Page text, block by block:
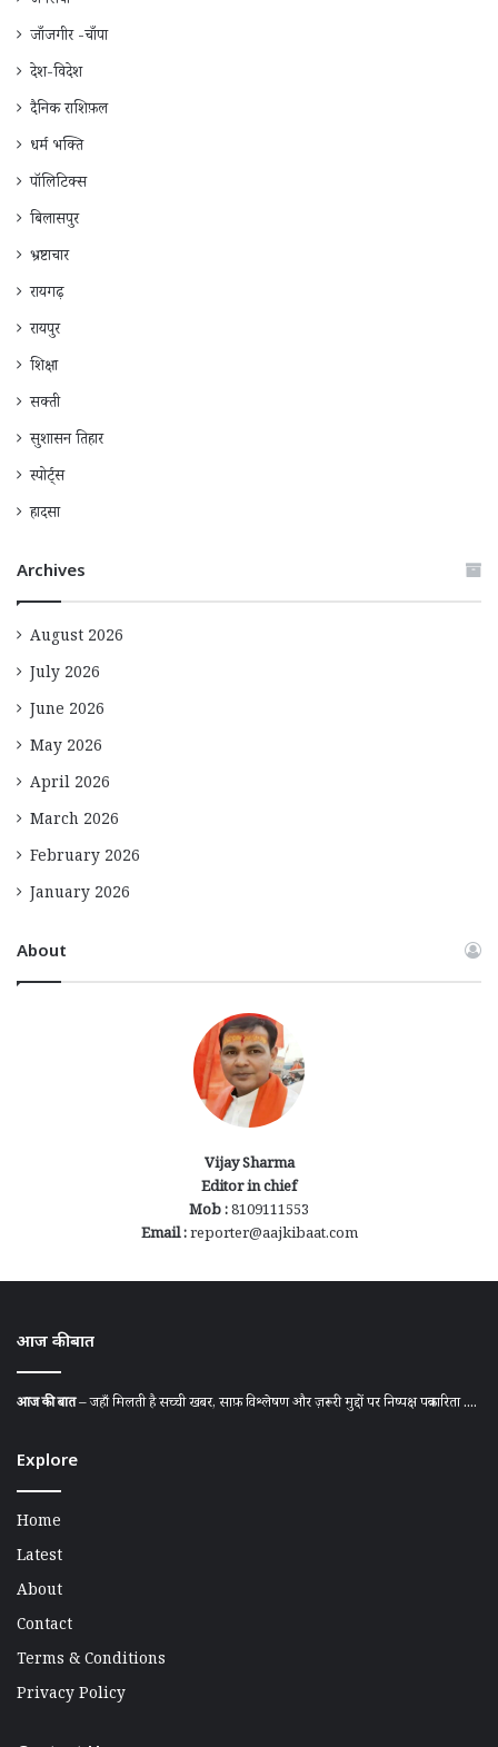
जाँजगीर -चाँपा
देश-विदेश
दैनिक राशिफ़ल
धर्म भक्ति
पॉलिटिक्स
बिलासपुर
भ्रष्टाचार
रायगढ़
रायपुर
शिक्षा
सक्ती
सुशासन तिहार
स्पोर्ट्स
हादसा
Archives
August 2026
July 2026
June 2026
May 2026
April 2026
March 2026
February 2026
January 2026
About
Vijay Sharma
Editor in chief
Mob :8109111553
Email :reporter@aajkibaat.com
आज की बात
आज की बात– जहाँ मिलती है सच्ची खबर, साफ़ विश्लेषण और ज़रूरी मुद्दों पर निष्पक्ष पत्रकारिता ....
Explore
Home
Latest
About
Contact
Terms & Conditions
Privacy Policy